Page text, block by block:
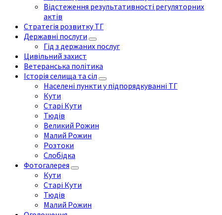
Відстеження результативності регуляторних
актів
Стратегія розвитку ТГ
Державні послуги
Гід з держаних послуг
Цивільний захист
Ветеранська політика
Історія селища та сіл
Населені пункти у підпорядкуванні ТГ
Кути
Старі Кути
Тюдів
Великий Рожин
Малий Рожин
Розтоки
Слобідка
Фотогалерея
Кути
Старі Кути
Тюдів
Малий Рожин